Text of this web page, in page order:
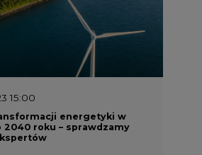
15:00
energetyki w
2040 roku – sprawdzamy